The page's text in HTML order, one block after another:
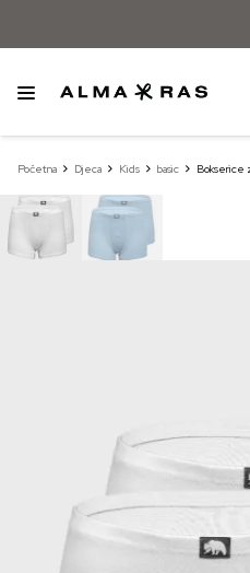
Početna Djeca Kids basic Bokserice